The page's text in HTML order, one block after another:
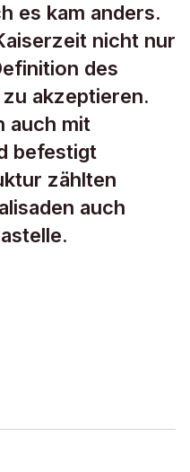
es kam anders.
nicht nur
des
akzeptieren.
auch mit
befestigt
zählten
auch